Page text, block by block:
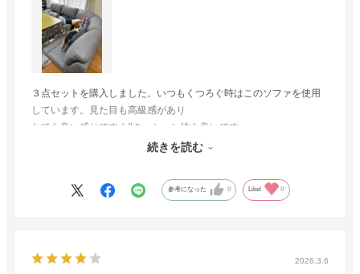
３点セットを購入しました。いつもくつろぐ時はこのソファを使用
しています。見た目も高級感があり
とても良い感じですよ‼️クッション性も良いです
ただつなぎ合わせて使うためズレることがあるのでそこが欠点でし
続きを読む
参考になった 0 Like! 0
2026.3.6